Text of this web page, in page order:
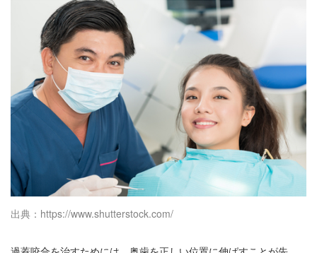
出典：https://www.shutterstock.com/